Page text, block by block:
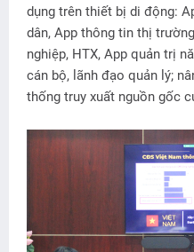
dụng trên thiết bị di động:
dân, App thông tin thị
nghiệp, HTX, App quản trị
cán bộ, lãnh đạo quản lý;
thống truy xuất nguồn gốc